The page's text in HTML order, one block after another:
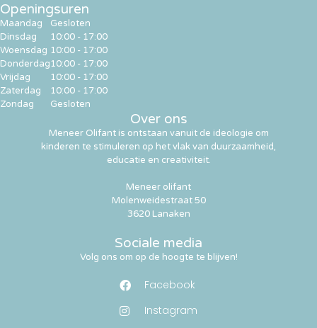
Sociale media
Volg ons om op de hoogte te blijven!
Facebook
Instagram
Over ons
Meneer Olifant is ontstaan vanuit de ideologie om
kinderen te stimuleren op het vlak van duurzaamheid,
educatie en creativiteit.
Meneer olifant
Molenweidestraat 50
3620 Lanaken
Openingsuren
Maandag
Dinsdag
Woensdag
Donderdag
Vrijdag
Zaterdag
Zondag
Gesloten
10:00 - 17:00
10:00 - 17:00
10:00 - 17:00
10:00 - 17:00
10:00 - 17:00
Gesloten